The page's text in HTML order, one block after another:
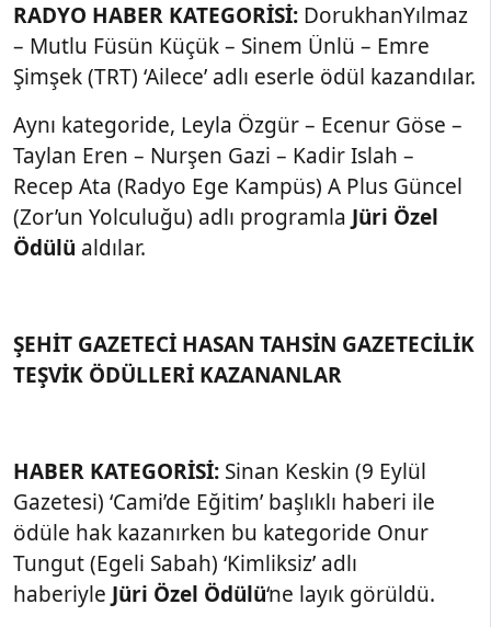
RADYO HABER KATEGORİSİ: DorukhanYılmaz
– Mutlu Füsün Küçük – Sinem Ünlü – Emre
Şimşek (TRT) ‘Ailece’ adlı eserle ödül kazandılar.
Aynı kategoride, Leyla Özgür – Ecenur Göse –
Taylan Eren – Nurşen Gazi – Kadir Islah –
Recep Ata (Radyo Ege Kampüs) A Plus Güncel
(Zor’un Yolculuğu) adlı programla Jüri Özel
Ödülü aldılar.
ŞEHİT GAZETECİ HASAN TAHSİN GAZETECİLİK
TEŞVİK ÖDÜLLERİ KAZANANLAR
HABER KATEGORİSİ: Sinan Keskin (9 Eylül
Gazetesi) ‘Cami’de Eğitim’ başlıklı haberi ile
ödüle hak kazanırken bu kategoride Onur
Tungut (Egeli Sabah) ‘Kimliksiz’ adlı
haberiyle Jüri Özel Ödülü‘ne layık görüldü.